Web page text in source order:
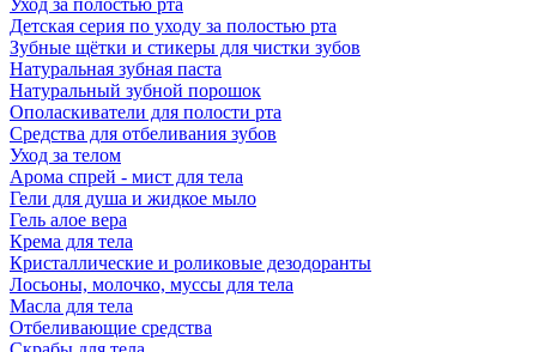
Уход за полостью рта
Детская серия по уходу за полостью рта
Зубные щётки и стикеры для чистки зубов
Натуральная зубная паста
Натуральный зубной порошок
Ополаскиватели для полости рта
Средства для отбеливания зубов
Уход за телом
Арома спрей - мист для тела
Гели для душа и жидкое мыло
Гель алое вера
Крема для тела
Кристаллические и роликовые дезодоранты
Лосьоны, молочко, муссы для тела
Масла для тела
Отбеливающие средства